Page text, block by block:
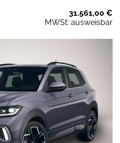
31.561,00 €
MWSt: ausweisbar